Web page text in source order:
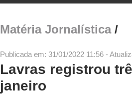
Matéria Jornalística/
Publicada em: 31/01/2022 11:56 -
Lavras registrou
janeiro